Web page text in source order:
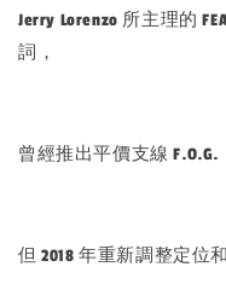
Jerry Lorenzo 所主理的
詞，
曾經推出平價支線 F.O.G.
但 2018 年重新調整定位